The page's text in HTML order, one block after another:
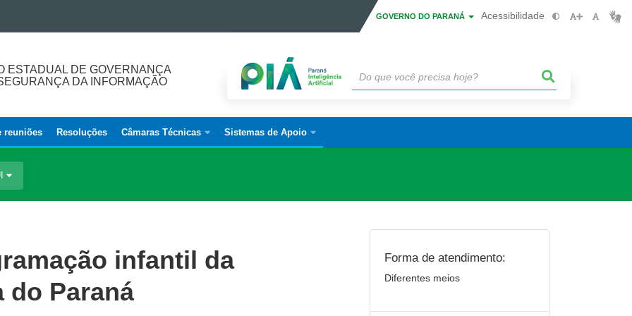
GOVERNO DO PARANÁ Acessibilidade
ESTADUAL DE GOVERNANÇA
DA INFORMAÇÃO
reuniões Resoluções Câmaras Técnicas Sistemas de Apoio
infantil da
do Paraná
Forma de atendimento:
Diferentes meios